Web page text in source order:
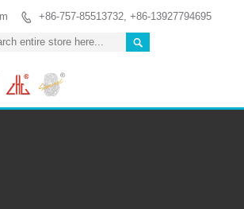
 +86-757-85513732, +86-13927794695
